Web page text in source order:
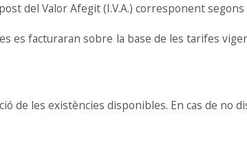
del Valor Afegit (I.V.A.) corresponent
es facturaran sobre la base de les tarifes
les existències disponibles. En cas de no